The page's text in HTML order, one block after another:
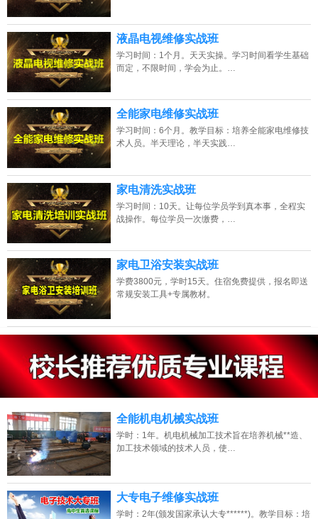
液晶电视维修实战班
学习时间：1个月。天天实操。学习时间看学生基础
而定，不限时间，学会为止。…
全能家电维修实战班
学习时间：6个月。教学目标：培养全能家电维修技
术人员。半天理论，半天实践…
家电清洗实战班
学习时间：10天。让每位学员学到真本事，全程实
战操作。每位学员一次缴费，…
家电卫浴安装实战班
学费3800元，学时15天。住宿免费提供，报名即送
常规安装工具+专属教材。
点击免费咨询电话：13807313137
全能机电机械实战班
学时：1年。机电机械加工技术旨在培养机械**造、
加工技术领域的技术人员，使…
大专电子维修实战班
学时：2年(颁发国家承认大专******)。教学目标：培